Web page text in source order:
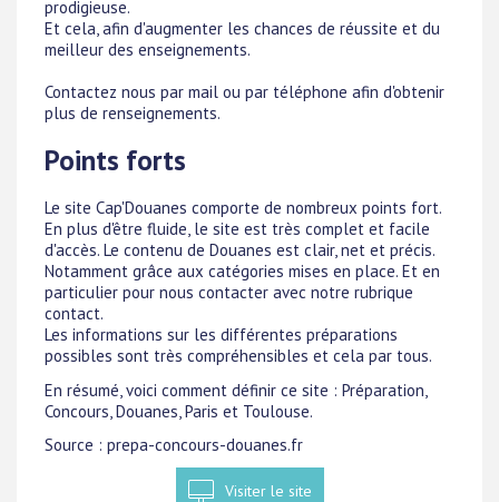
prodigieuse.
Et cela, afin d'augmenter les chances de réussite et du
meilleur des enseignements.
Contactez nous par mail ou par téléphone afin d'obtenir
plus de renseignements.
Points forts
Le site Cap'Douanes comporte de nombreux points fort.
En plus d'être fluide, le site est très complet et facile
d'accès. Le contenu de Douanes est clair, net et précis.
Notamment grâce aux catégories mises en place. Et en
particulier pour nous contacter avec notre rubrique
contact.
Les informations sur les différentes préparations
possibles sont très compréhensibles et cela par tous.
En résumé, voici comment définir ce site : Préparation,
Concours, Douanes, Paris et Toulouse.
Source : prepa-concours-douanes.fr
Visiter le site